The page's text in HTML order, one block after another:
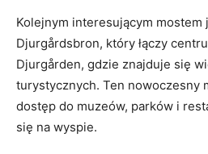
Kolejnym interesującym mostem
⁤Djurgårdsbron, który łączy
Djurgården,‌ gdzie znajduje⁤ się
turystycznych. Ten ⁢nowoczesny
dostęp do muzeów, ⁢parków i
‍się na wyspie.